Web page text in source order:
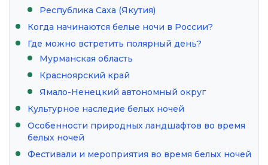
Республика Саха (Якутия)
Когда начинаются белые ночи в России?
Где можно встретить полярный день?
Мурманская область
Красноярский край
Ямало-Ненецкий автономный округ
Культурное наследие белых ночей
Особенности природных ландшафтов во время
белых ночей
Фестивали и мероприятия во время белых ночей